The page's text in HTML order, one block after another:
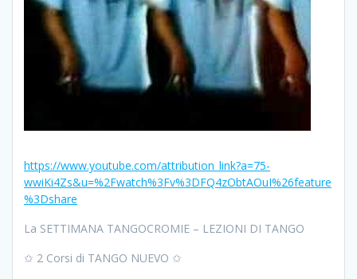
https://www.youtube.com/attribution_link?a=75-
wwiKi4Zs&u=%2Fwatch%3Fv%3DFQ4zObtAOuI%26feature
%3Dshare
La SETTIMANA TANGOCROMIE – LEZIONI DI TANGO
✩ 2 Corsi di TANGO NUEVO ✩